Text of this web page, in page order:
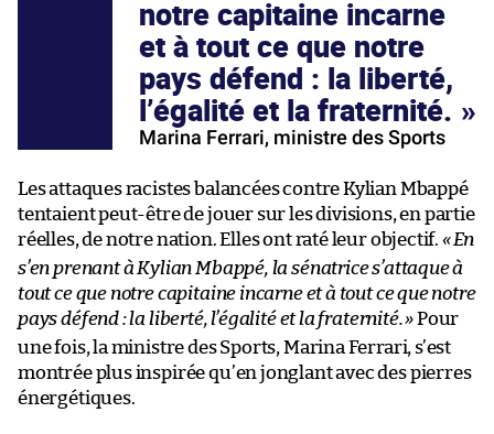
notre capitaine incarne
et à tout ce que notre
pays défend : la liberté,
l’égalité et la fraternité.
Marina Ferrari, ministre des Sports
Les attaques racistes balancées contre Kylian Mbappé
tentaient peut-être de jouer sur les divisions, en partie
réelles, de notre nation. Elles ont raté leur objectif. «En
s’en prenant à Kylian Mbappé, la sénatrice s’attaque à
tout ce que notre capitaine incarne et à tout ce que notre
pays défend : la liberté, l’égalité et la fraternité.»Pour
une fois, la ministre des Sports, Marina Ferrari, s’est
montrée plus inspirée qu’en jonglant avec des pierres
énergétiques.